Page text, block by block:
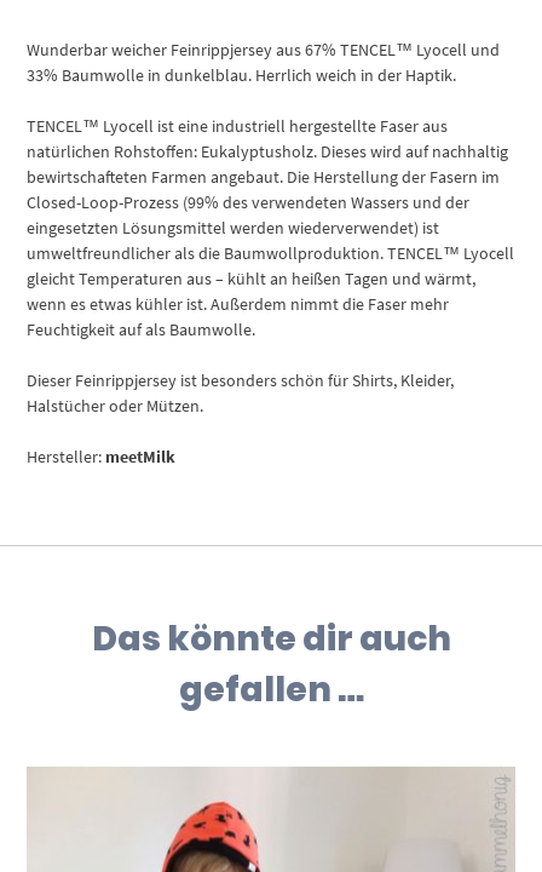
Wunderbar weicher Feinrippjersey aus 67% TENCEL™ Lyocell und
33% Baumwolle in dunkelblau. Herrlich weich in der Haptik.
TENCEL™ Lyocell ist eine industriell hergestellte Faser aus
natürlichen Rohstoffen: Eukalyptusholz. Dieses wird auf nachhaltig
bewirtschafteten Farmen angebaut. Die Herstellung der Fasern im
Closed-Loop-Prozess (99% des verwendeten Wassers und der
eingesetzten Lösungsmittel werden wiederverwendet) ist
umweltfreundlicher als die Baumwollproduktion. TENCEL™ Lyocell
gleicht Temperaturen aus – kühlt an heißen Tagen und wärmt,
wenn es etwas kühler ist. Außerdem nimmt die Faser mehr
Feuchtigkeit auf als Baumwolle.
Dieser Feinrippjersey ist besonders schön für Shirts, Kleider,
Halstücher oder Mützen.
Hersteller: meetMilk
Das könnte dir auch
gefallen …